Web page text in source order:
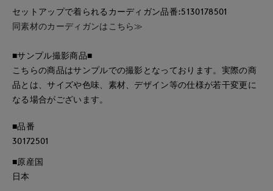
セットアップで着られるカーディガン品番:5130178501
同素材のカーディガンはこちら≫
■サンプル撮影商品■
こちらの商品はサンプルでの撮影となっております。実際の商
品とは、サイズや色味、素材、デザイン等の仕様が若干変更に
なる場合がございます。
■品番
30172501
■原産国
日本